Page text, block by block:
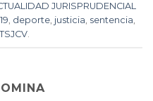
JURISPRUDENCIAL
, deporte, justicia, sentencia,
TSJCV.